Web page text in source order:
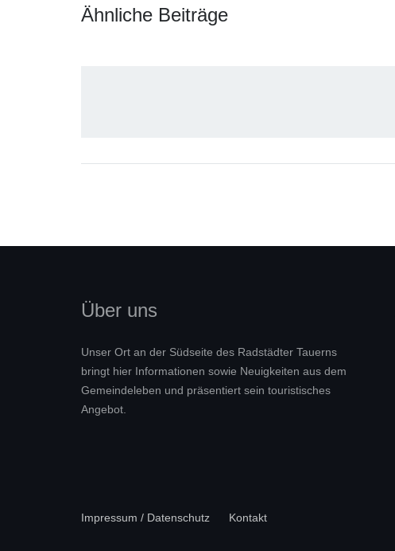
Ähnliche Beiträge
Über uns
Unser Ort an der Südseite des Radstädter Tauerns
bringt hier Informationen sowie Neuigkeiten aus dem
Gemeindeleben und präsentiert sein touristisches
Angebot.
Impressum / Datenschutz Kontakt